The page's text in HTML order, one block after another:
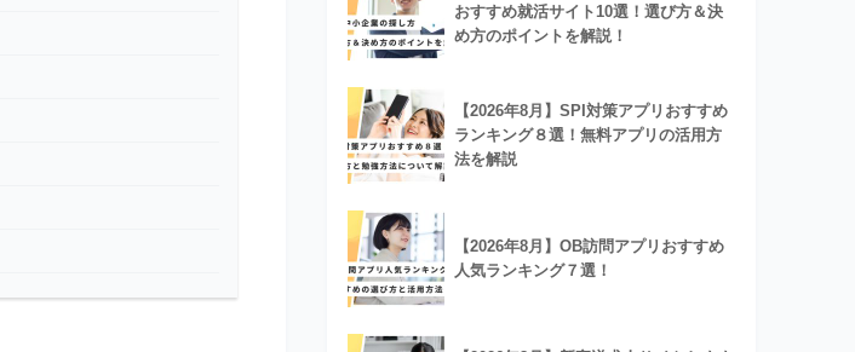
おすすめ就活サイト10選！選び方＆決
め方のポイントを解説！
【2026年8月】SPI対策アプリおすすめ
ランキング８選！無料アプリの活用方
法を解説
【2026年8月】OB訪問アプリおすすめ
人気ランキング７選！